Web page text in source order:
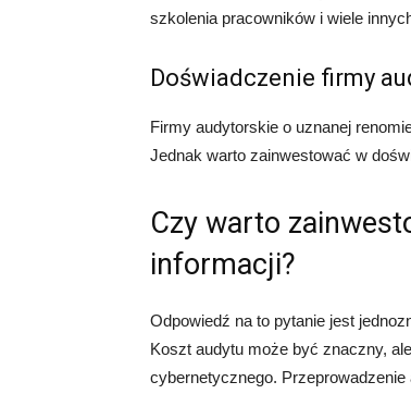
szkolenia pracowników i wiele
Doświadczenie firmy
Firmy audytorskie o uznanej
Jednak warto zainwestować w
Czy warto
informacji?
Odpowiedź na to pytanie jest
Koszt audytu może być znaczny,
cybernetycznego.